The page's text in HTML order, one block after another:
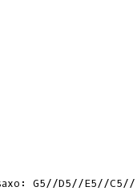
G5//D5//E5//